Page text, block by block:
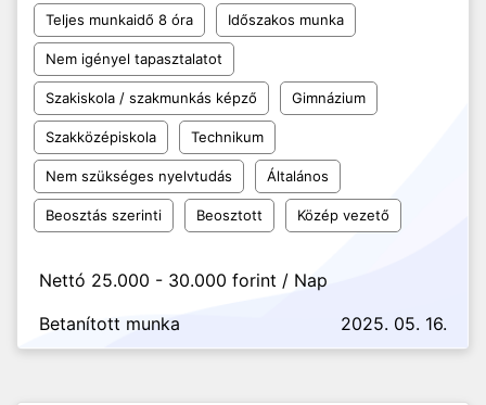
Teljes munkaidő 8 óra Időszakos munka
Nem igényel tapasztalatot
Szakiskola / szakmunkás képző Gimnázium
Szakközépiskola Technikum
Nem szükséges nyelvtudás Általános
Beosztás szerinti Beosztott Közép vezető
Nettó 25.000 - 30.000 forint / Nap
Betanított munka
2025. 05. 16.